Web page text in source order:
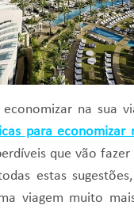
na sua
para
que vão
estas
viagem muito